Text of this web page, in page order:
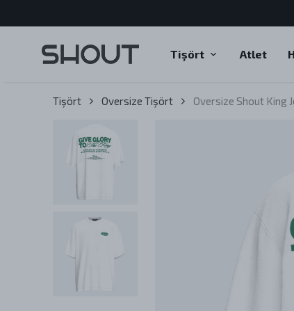
Tişört Atlet
Tişört Oversize Tişört Oversize Shout King